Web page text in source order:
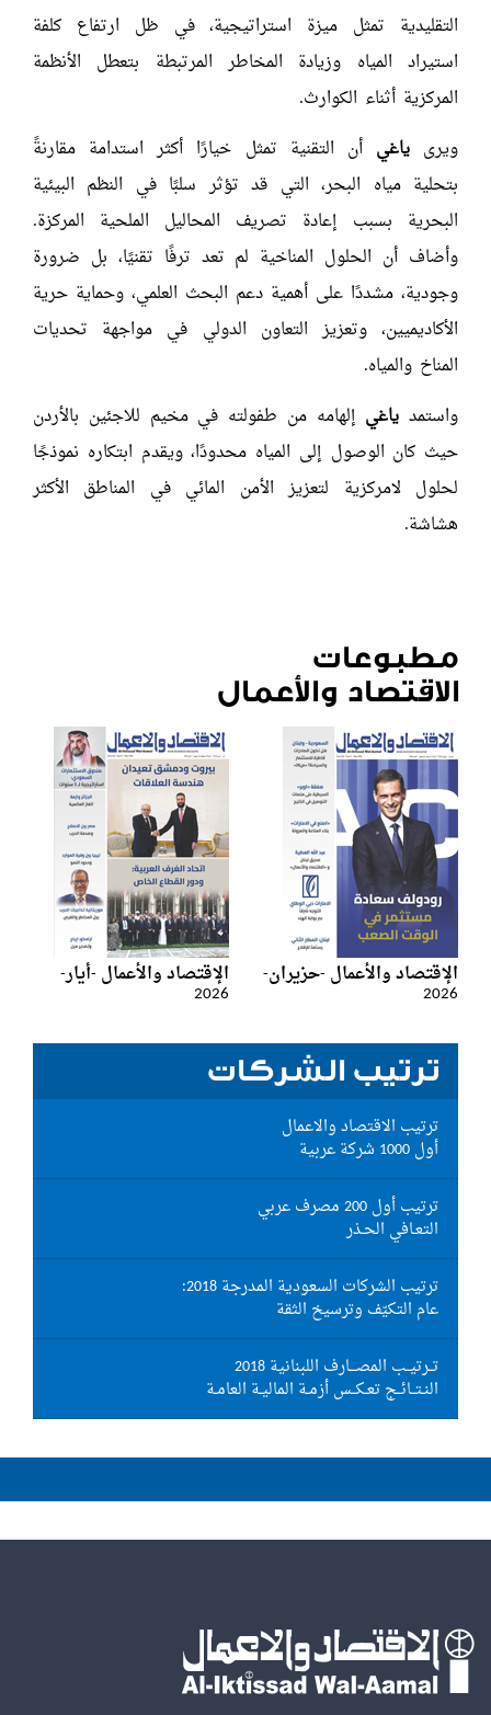
التقليدية تمثل ميزة استراتيجية، في ظل ارتفاع كلفة
استيراد المياه وزيادة المخاطر المرتبطة بتعطل الأنظمة
المركزية أثناء الكوارث.
ويرىياغي أن التقنية تمثل خيارًا أكثر استدامة مقارنةً
بتحلية مياه البحر، التي قد تؤثر سلبًا في النظم البيئية
البحرية بسبب إعادة تصريف المحاليل الملحية المركزة.
وأضاف أن الحلول المناخية لم تعد ترفًا تقنيًا، بل ضرورة
وجودية، مشددًا على أهمية دعم البحث العلمي، وحماية حرية
الأكاديميين، وتعزيز التعاون الدولي في مواجهة تحديات
المناخ والمياه.
واستمد ياغي إلهامه من طفولته في مخيم للاجئين بالأردن
حيث كان الوصول إلى المياه محدودًا، ويقدم ابتكاره نموذجًا
لحلول لامركزية لتعزيز الأمن المائي في المناطق الأكثر
هشاشة.
مطبوعات
الاقتصاد والأعمال
الإقتصاد والأعمال -حزيران-
2026
الإقتصاد والأعمال -أيار-
2026
ترتيب الشركات
ترتيب الاقتصاد والاعمال
أول 1000 شركة عربية
ترتيب أول 200 مصرف عربي
التعـافي الحـذر
ترتيب الشركات السعودية المدرجة 2018:
عام التكيّف وترسيخ الثقة
تــرتيــب المصـــارف اللبنانية 2018
النـتــائــج تعـكــس أزمـة الماليـة العامـة